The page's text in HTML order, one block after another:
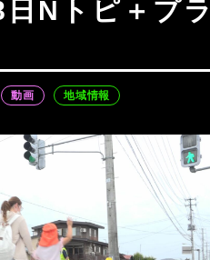
動画 地域情報